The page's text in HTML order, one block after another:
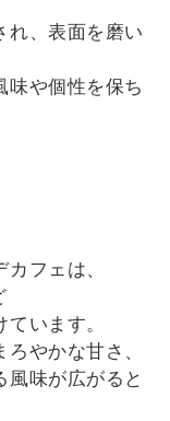
れ、表面を磨い
味や個性を保ち
フェは、
います。
やかな甘さ、
風味が広がると